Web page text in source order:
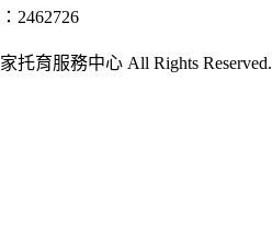
2462726
托育服務中心 All Rights Reserved.